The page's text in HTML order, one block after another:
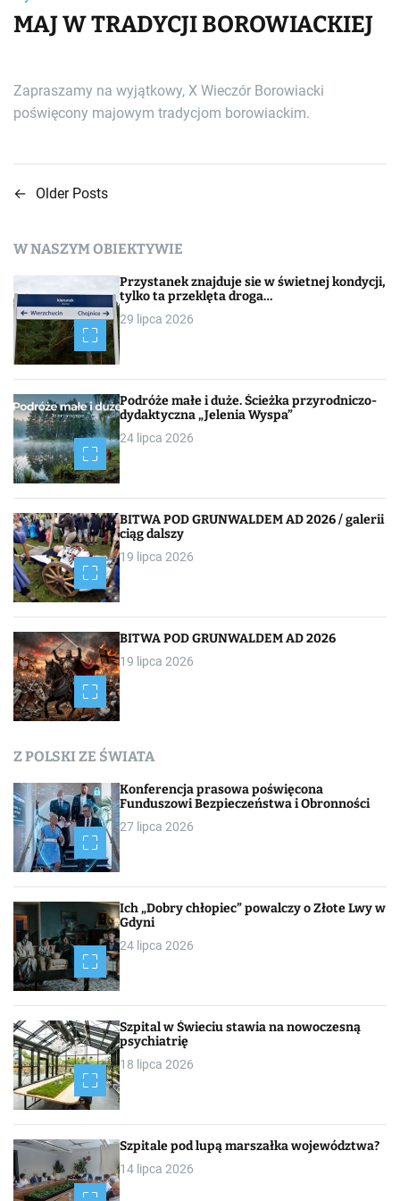
MAJ W TRADYCJI BOROWIACKIEJ
Zapraszamy na wyjątkowy, X Wieczór Borowiacki
poświęcony majowym tradycjom borowiackim.
N
i
g
a
c
j
a
p
o
w
p
i
s
a
← Older Posts
W NASZYM OBIEKTYWIE
Przystanek znajduje sie w świetnej kondycji,
tylko ta przeklęta droga…
29 lipca 2026
Podróże małe i duże. Ścieżka przyrodniczo-
dydaktyczna „Jelenia Wyspa”
24 lipca 2026
BITWA POD GRUNWALDEM AD 2026 / galerii
ciąg dalszy
19 lipca 2026
BITWA POD GRUNWALDEM AD 2026
19 lipca 2026
Z POLSKI ZE ŚWIATA
Konferencja prasowa poświęcona
Funduszowi Bezpieczeństwa i Obronności
27 lipca 2026
Ich „Dobry chłopiec” powalczy o Złote Lwy w
Gdyni
24 lipca 2026
Szpital w Świeciu stawia na nowoczesną
psychiatrię
18 lipca 2026
Szpitale pod lupą marszałka województwa?
14 lipca 2026